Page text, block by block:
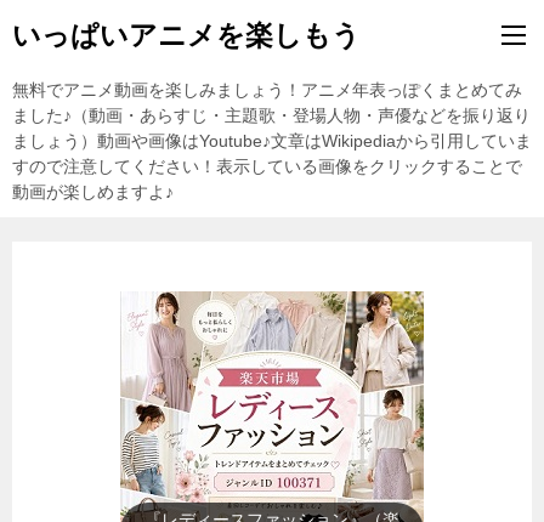
いっぱいアニメを楽しもう
無料でアニメ動画を楽しみましょう！アニメ年表っぽくまとめてみ
ました♪（動画・あらすじ・主題歌・登場人物・声優などを振り返り
ましょう）動画や画像はYoutube♪文章はWikipediaから引用していま
すので注意してください！表示している画像をクリックすることで
動画が楽しめますよ♪